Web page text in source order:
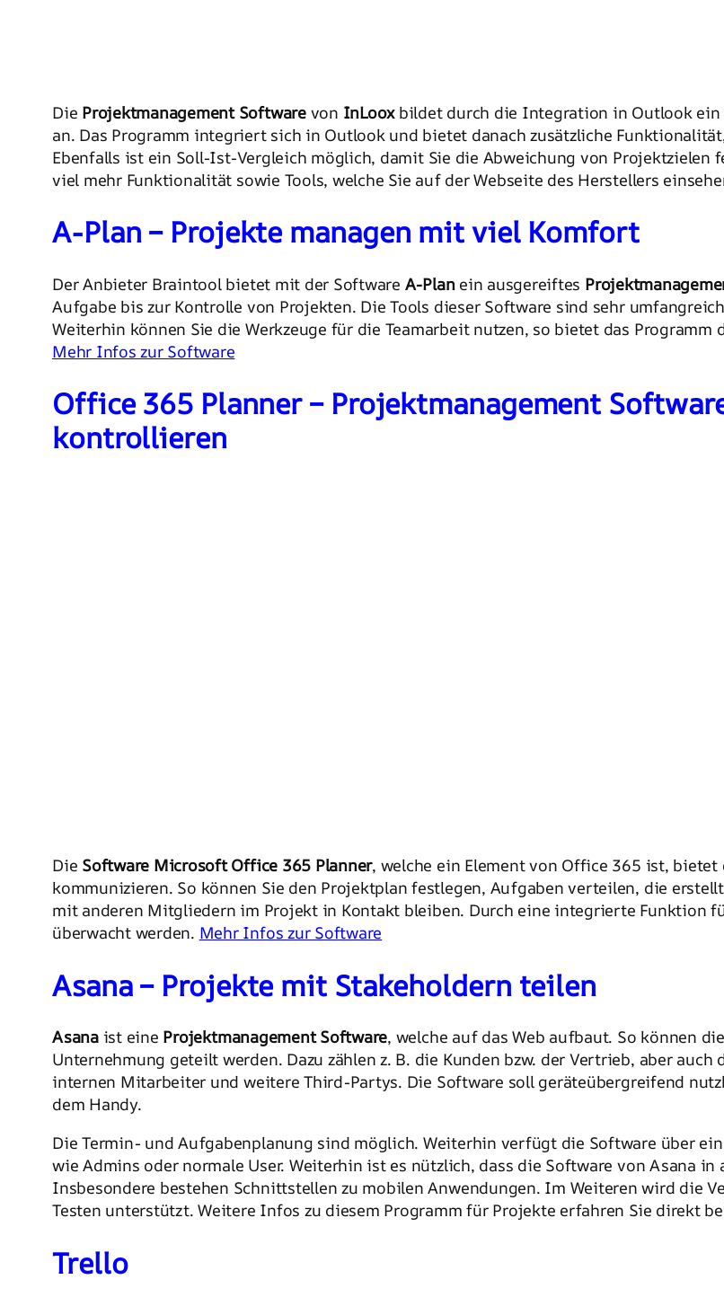
Die Projektmanagement Softwarevon InLooxbildet durch die Integration in Outlook ein
an. Das Programm integriert sich in Outlook und bietet danach zusätzliche
Ebenfalls ist ein Soll-Ist-Vergleich möglich, damit Sie die Abweichung von Projektzielen
viel mehr Funktionalität sowie Tools, welche Sie auf der Webseite des Herstellers
A-Plan – Projekte managen mit viel Komfort
Der Anbieter Braintool bietet mit der Software A-Planein ausgereiftes
Aufgabe bis zur Kontrolle von Projekten. Die Tools dieser Software sind sehr
Weiterhin können Sie die Werkzeuge für die Teamarbeit nutzen, so bietet das
Mehr Infos zur Software
Office 365 Planner – Projektmanagement
kontrollieren
Die Software Microsoft Office 365 Planner, welche ein Element von Office 365 ist,
kommunizieren. So können Sie den Projektplan festlegen, Aufgaben verteilen, die
mit anderen Mitgliedern im Projekt in Kontakt bleiben. Durch eine integrierte Funktion
überwacht werden. Mehr Infos zur Software
Asana – Projekte mit Stakeholdern teilen
Asanaist eine Projektmanagement Software, welche auf das Web aufbaut. So können
Unternehmung geteilt werden. Dazu zählen z. B. die Kunden bzw. der Vertrieb, aber
internen Mitarbeiter und weitere Third-Partys. Die Software soll geräteübergreifend
dem Handy.
Die Termin- und Aufgabenplanung sind möglich. Weiterhin verfügt die Software über
wie Admins oder normale User. Weiterhin ist es nützlich, dass die Software von Asana
Insbesondere bestehen Schnittstellen zu mobilen Anwendungen. Im Weiteren wird die
Testen unterstützt. Weitere Infos zu diesem Programm für Projekte erfahren Sie direkt
Trello